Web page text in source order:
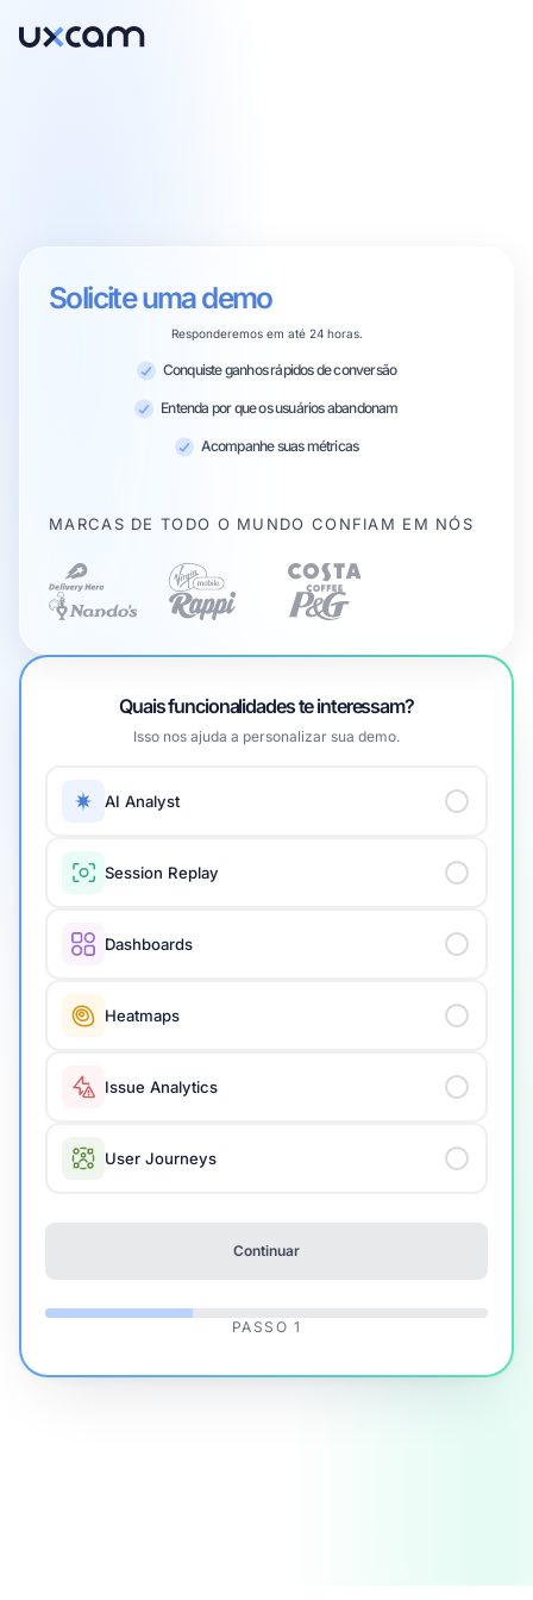
Solicite uma demo
Responderemos em até 24 horas.
Conquiste ganhos rápidos de conversão
Entenda por que os usuários abandonam
Acompanhe suas métricas
MARCAS DE TODO O MUNDO CONFIAM EM NÓS
Quais funcionalidades te interessam?
Isso nos ajuda a personalizar sua demo.
AI Analyst
Session Replay
Dashboards
Heatmaps
Issue Analytics
User Journeys
Continuar
PASSO 1